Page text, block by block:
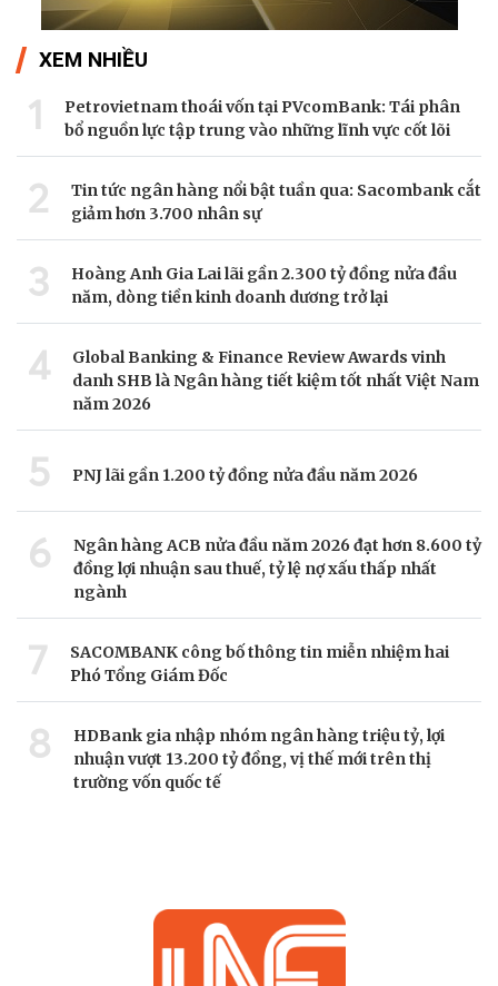
XEM NHIỀU
1
Petrovietnam thoái vốn tại PVcomBank: Tái phân
bổ nguồn lực tập trung vào những lĩnh vực cốt lõi
2
Tin tức ngân hàng nổi bật tuần qua: Sacombank cắt
giảm hơn 3.700 nhân sự
3
Hoàng Anh Gia Lai lãi gần 2.300 tỷ đồng nửa đầu
năm, dòng tiền kinh doanh dương trở lại
4
Global Banking & Finance Review Awards vinh
danh SHB là Ngân hàng tiết kiệm tốt nhất Việt Nam
năm 2026
5 PNJ lãi gần 1.200 tỷ đồng nửa đầu năm 2026
6
Ngân hàng ACB nửa đầu năm 2026 đạt hơn 8.600 tỷ
đồng lợi nhuận sau thuế, tỷ lệ nợ xấu thấp nhất
ngành
7
SACOMBANK công bố thông tin miễn nhiệm hai
Phó Tổng Giám Đốc
8
HDBank gia nhập nhóm ngân hàng triệu tỷ, lợi
nhuận vượt 13.200 tỷ đồng, vị thế mới trên thị
trường vốn quốc tế